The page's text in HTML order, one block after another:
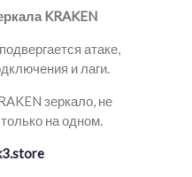
KRAKEN
атаке,
и лаги.
зеркало, не
на одном.